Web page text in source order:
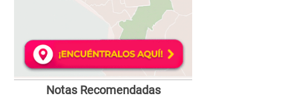
Notas Recomendadas